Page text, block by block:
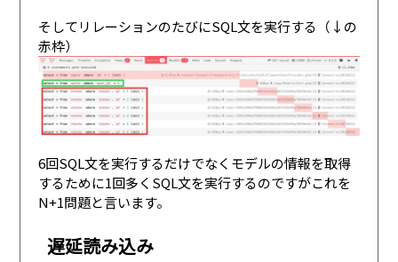
そしてリレーションのたびにSQL文を実行する（↓の
赤枠）
6回SQL文を実行するだけでなくモデルの情報を取得
するために1回多くSQL文を実行するのですがこれを
N+1問題と言います。
遅延読み込み